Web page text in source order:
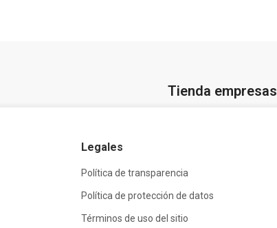
Tienda empresas
Legales
Política de transparencia
Política de protección de datos
Términos de uso del sitio